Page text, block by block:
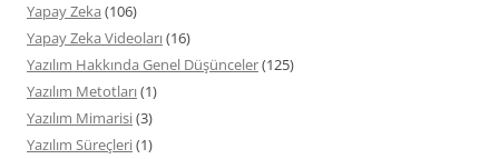
Yapay Zeka (106)
Yapay Zeka Videoları(16)
Yazılım Hakkında Genel Düşünceler(125)
Yazılım Metotları(1)
Yazılım Mimarisi(3)
Yazılım Süreçleri(1)